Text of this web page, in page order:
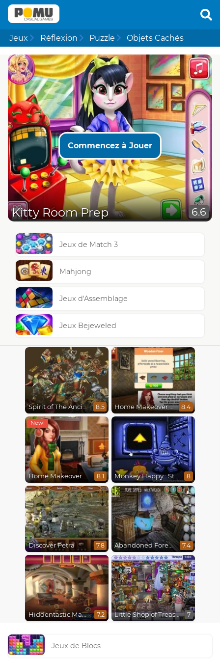
Jeux Réflexion Puzzle Objets Cachés
Commencez à Jouer
Kitty Room Prep 6.6
Jeux de Match 3
Mahjong
Jeux d'Assemblage
Jeux Bejeweled
Spirit of The Ancient Forest 8.5 Home Makeover Hidden Object 8.4
Home Makeover 2 Hidden Object 8.1 Monkey Happy : Stage 0112 8
Discover Petra 7.8 Abandoned Forest House 7.4
Hiddentastic Mansion 7.2 Little Shop of Treasures 7
Jeux de Blocs